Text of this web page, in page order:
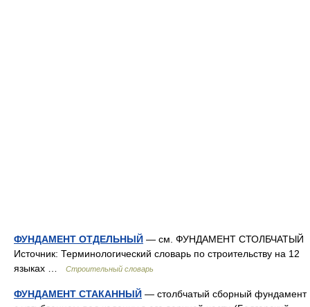
ФУНДАМЕНТ ОТДЕЛЬНЫЙ — см. ФУНДАМЕНТ СТОЛБЧАТЫЙ
Источник: Терминологический словарь по строительству на 12
языках …
Строительный словарь
ФУНДАМЕНТ СТАКАННЫЙ — столбчатый сборный фундамент